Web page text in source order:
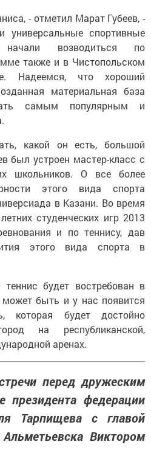
- отметил Марат Губеев, -
универсальные спортивные
возводиться по
также и в Чистопольском
Надеемся, что хороший
материальная база
самым популярным и
какой он есть, большой
был устроен мастер-класс с
школьников. О все более
этого вида спорта
в Казани. Во время
студенческих игр 2013
и по теннису, дав
этого вида спорта в
будет востребован в
может быть и у нас появится
которая будет достойно
на республиканской,
аренах.
перед дружеским
президента федерации
Тарпищева с главой
Виктором